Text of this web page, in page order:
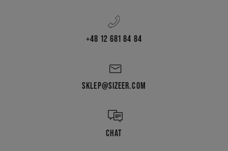
+48 12 681 84 84
SKLEP@SIZEER.COM
CHAT